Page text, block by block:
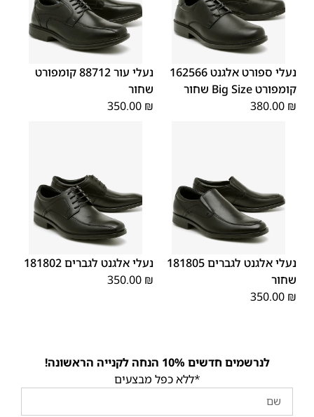
נעלי ספורט אלגנט 162566
קומפורט Big Size שחור
380.00 ₪
40
41
42
43
44
נעלי עור 88712 קומפורט
שחור
350.00 ₪
40
41
42
43
44
נעלי אלגנט לגברים 181805
שחור
350.00 ₪
40
41
42
43
44
נעלי אלגנט לגברים 181802
350.00 ₪
לנרשמים חדשים 10% הנחה לקנייה הראשונה!
*ללא כפל מבצעים